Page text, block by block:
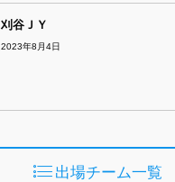
刈谷ＪＹ
2023年8月4日
出場チーム一覧